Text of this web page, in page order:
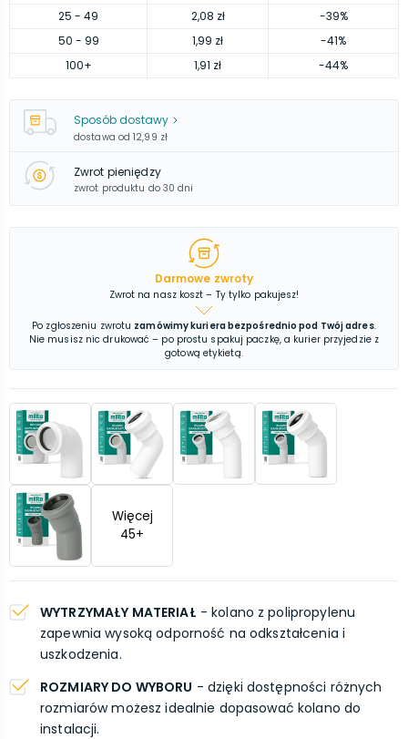
25 - 49 2,08 zł
-39%
50 - 99 1,99 zł
-41%
100+ 1,91 zł -44%
Sposób dostawy
dostawa od 12,99 zł
Zwrot pieniędzy
zwrot produktu do 30 dni
Darmowe zwroty
Zwrot na nasz koszt – Ty tylko pakujesz!
Po zgłoszeniu zwrotu zamówimy kuriera bezpośrednio pod Twój adres.
Nie musisz nic drukować – po prostu spakuj paczkę, a kurier przyjedzie z
gotową etykietą.
Więcej
45+
WYTRZYMAŁY MATERIAŁ - kolano z polipropylenu
zapewnia wysoką odporność na odkształcenia i
uszkodzenia.
ROZMIARY DO WYBORU - dzięki dostępności różnych
rozmiarów możesz idealnie dopasować kolano do
instalacji.